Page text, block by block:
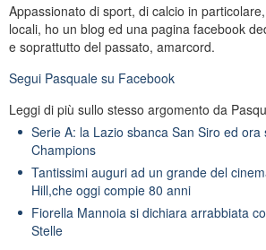
Appassionato di sport, di calcio in
locali, ho un blog ed una pagina facebook
e soprattutto del passato, amarcord.
Segui Pasquale su Facebook
Leggi di più sullo stesso argomento da
Serie A: la Lazio sbanca San Siro ed ora
Champions
Tantissimi auguri ad un grande del
Hill,che oggi compie 80 anni
Fiorella Mannoia si dichiara arrabbiata
Stelle